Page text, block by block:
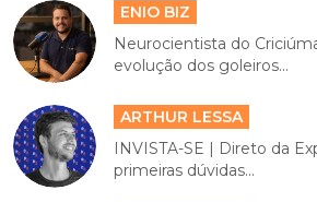
ENIO BIZ
Neurocientista do
evolução dos goleiros...
ARTHUR LESSA
INVISTA-SE | Direto da
primeiras dúvidas...